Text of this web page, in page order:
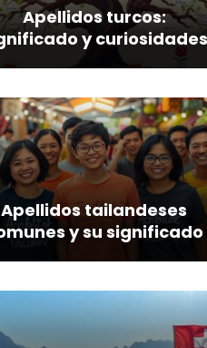
Apellidos turcos:
y curiosidades
Apellidos tailandeses
y su significado